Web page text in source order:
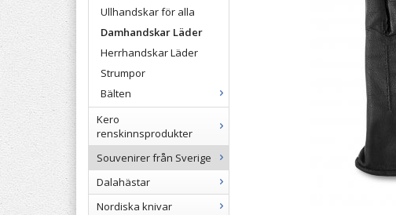
Ullhandskar för alla
Damhandskar Läder
Herrhandskar Läder
Strumpor
Bälten
Kero
renskinnsprodukter
Souvenirer från Sverige
Dalahästar
Nordiska knivar